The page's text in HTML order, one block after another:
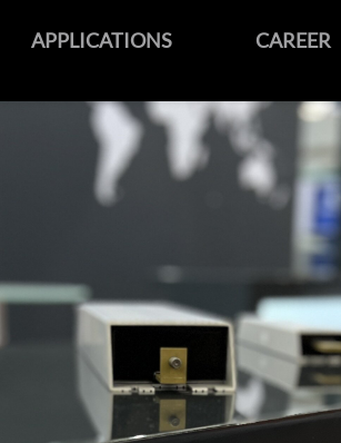
APPLICATIONS CAREER